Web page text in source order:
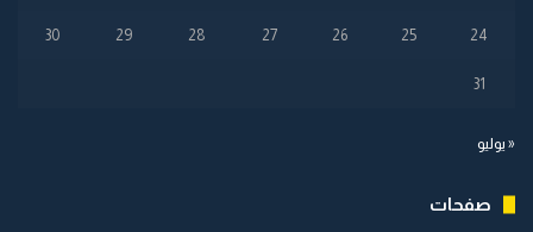
24
25
26
27
28
29
30
31
« يوليو
صفحات